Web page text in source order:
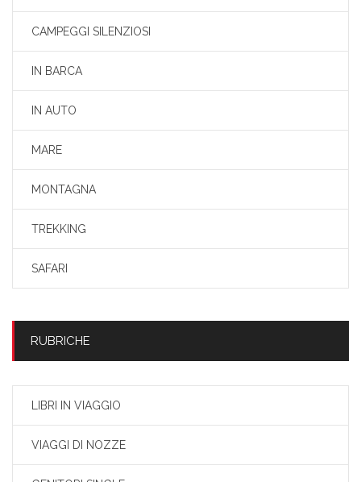
CAMPEGGI SILENZIOSI
IN BARCA
IN AUTO
MARE
MONTAGNA
TREKKING
SAFARI
RUBRICHE
LIBRI IN VIAGGIO
VIAGGI DI NOZZE